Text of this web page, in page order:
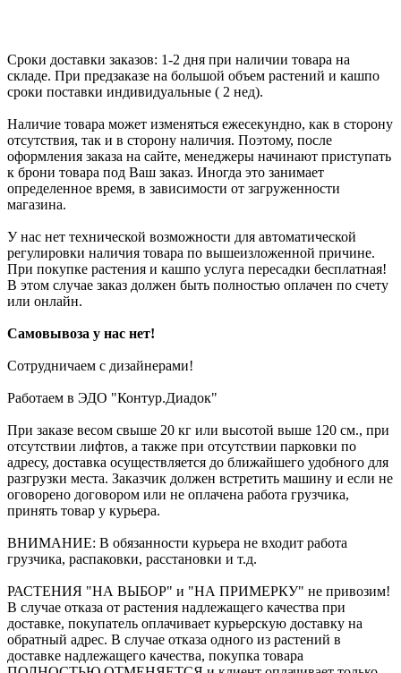
Сроки доставки заказов: 1-2 дня при наличии товара на
складе. При предзаказе на большой объем растений и кашпо
сроки поставки индивидуальные ( 2 нед).
Наличие товара может изменяться ежесекундно, как в сторону
отсутствия, так и в сторону наличия. Поэтому, после
оформления заказа на сайте, менеджеры начинают приступать
к брони товара под Ваш заказ. Иногда это занимает
определенное время, в зависимости от загруженности
магазина.
У нас нет технической возможности для автоматической
регулировки наличия товара по вышеизложенной причине.
При покупке растения и кашпо услуга пересадки бесплатная!
В этом случае заказ должен быть полностью оплачен по счету
или онлайн.
Самовывоза у нас нет!
Сотрудничаем с дизайнерами!
Работаем в ЭДО "Контур.Диадок"
При заказе весом свыше 20 кг или высотой выше 120 см., при
отсутствии лифтов, а также при отсутствии парковки по
адресу, доставка осуществляется до ближайшего удобного для
разгрузки места. Заказчик должен встретить машину и если не
оговорено договором или не оплачена работа грузчика,
принять товар у курьера.
ВНИМАНИЕ: В обязанности курьера не входит работа
грузчика, распаковки, расстановки и т.д.
РАСТЕНИЯ "НА ВЫБОР" и "НА ПРИМЕРКУ" не привозим!
В случае отказа от растения надлежащего качества при
доставке, покупатель оплачивает курьерскую доставку на
обратный адрес. В случае отказа одного из растений в
доставке надлежащего качества, покупка товара